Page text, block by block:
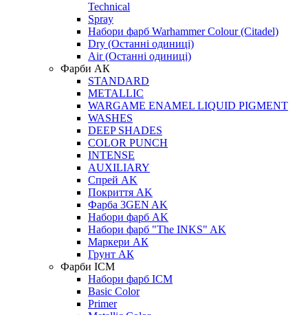
Technical
Spray
Набори фарб Warhammer Colour (Citadel)
Dry (Останні одиниці)
Air (Останні одиниці)
Фарби АК
STANDARD
METALLIC
WARGAME ENAMEL LIQUID PIGMENT
WASHES
DEEP SHADES
COLOR PUNCH
INTENSE
AUXILIARY
Спрей AK
Покриття AK
Фарба 3GEN AK
Набори фарб AK
Набори фарб "The INKS" AK
Маркери АК
Грунт АК
Фарби ICM
Набори фарб ICM
Basic Color
Primer